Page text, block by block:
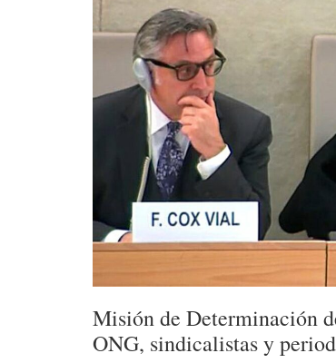
Misión de Determinación
ONG, sindicalistas y